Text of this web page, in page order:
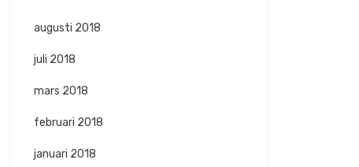
augusti 2018
juli 2018
mars 2018
februari 2018
januari 2018